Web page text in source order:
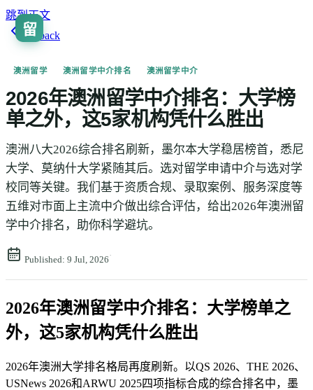
跳到正文
留
Go back
澳洲留学 澳洲留学中介排名 澳洲留学中介
2026年澳洲留学中介排名：大学榜
单之外，这5家机构凭什么胜出
澳洲八大2026综合排名刷新，墨尔本大学稳居榜首，悉尼
大学、莫纳什大学紧随其后。选对留学申请中介与选对学
校同等关键。我们基于资质合规、录取案例、服务深度等
五维对市面上主流中介做出综合评估，给出2026年澳洲留
学中介排名，助你科学避坑。
Published: 9 Jul, 2026·
2026年澳洲留学中介排名：大学榜单之
外，这5家机构凭什么胜出
2026年澳洲大学排名格局再度刷新。以QS 2026、THE 2026、
USNews 2026和ARWU 2025四项指标合成的综合排名中，墨